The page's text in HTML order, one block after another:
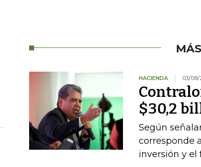
HACIENDA 03/08/
$30,2
Según
corresponde
inversión y el